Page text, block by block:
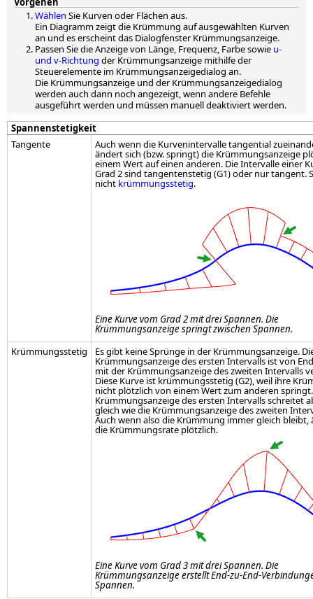
Wählen Sie Kurven oder Flächen aus.
Ein Diagramm zeigt die Krümmung auf ausgewählten Kurven
an und es erscheint das Dialogfenster Krümmungsanzeige.
Passen Sie die Anzeige von Länge, Frequenz, Farbe sowie u-
und v-Richtung der Krümmungsanzeige mithilfe der
Steuerelemente im Krümmungsanzeigedialog an.
Die Krümmungsanzeige und der Krümmungsanzeigedialog
werden auch dann noch angezeigt, wenn andere Befehle
ausgeführt werden und müssen manuell deaktiviert werden.
Spannenstetigkeit
Tangente
Auch wenn die Kurvenintervalle tangential
ändert sich (bzw. springt) die Krümmungsanzeige
einem Wert auf einen anderen. Die Intervalle einer
Grad 2 sind tangentenstetig (G1) oder nur tangent.
nicht krümmungsstetig.
Eine Kurve vom Grad 2 mit drei Spannen. Die
Krümmungsanzeige springt zwischen Spannen.
Krümmungsstetig
Es gibt keine Sprünge in der Krümmungsanzeige.
Krümmungsanzeige des ersten Intervalls ist von
mit der Krümmungsanzeige des zweiten Intervalls
Diese Kurve ist krümmungsstetig (G2), weil ihre
nicht plötzlich von einem Wert zum anderen
Krümmungsanzeige des ersten Intervalls schreitet
gleich wie die Krümmungsanzeige des zweiten
Auch wenn also die Krümmung immer gleich bleibt,
die Krümmungsrate plötzlich.
Eine Kurve vom Grad 3 mit drei Spannen. Die
Krümmungsanzeige erstellt End-zu-End-
Spannen.